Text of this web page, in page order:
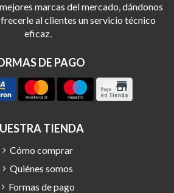
marcas del mercado, dándonos
al clientes un servicio técnico
eficaz.
DE PAGO
TIENDA
Cómo comprar
Quiénes somos
Formas de pago